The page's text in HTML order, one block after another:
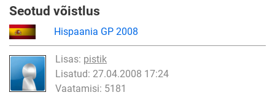
Seotud võistlus
Hispaania GP 2008
Lisas: pistik
Lisatud: 27.04.2008 17:24
Vaatamisi: 5181